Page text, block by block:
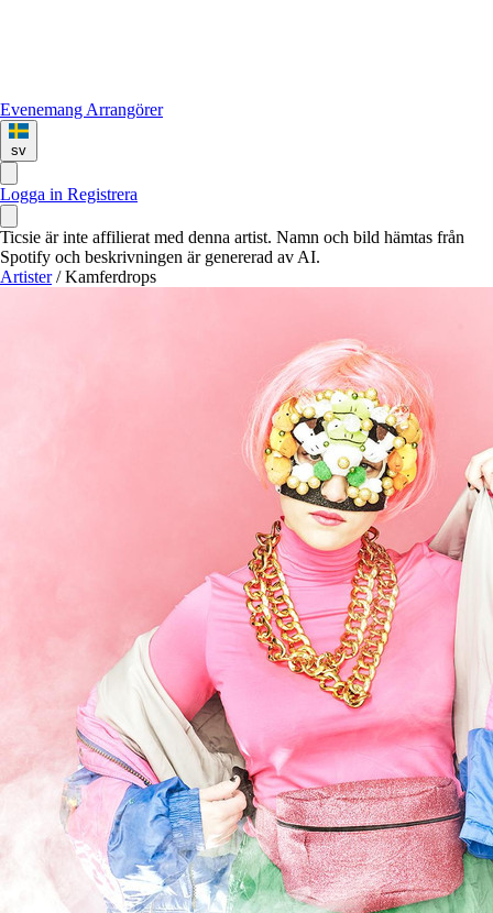
Evenemang Arrangörer
sv
Logga in Registrera
Ticsie är inte affilierat med denna artist. Namn och bild hämtas från
Spotify och beskrivningen är genererad av AI.
Artister / Kamferdrops